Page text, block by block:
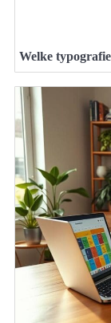
Welke